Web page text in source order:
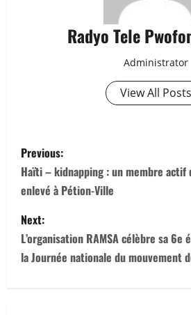
Radyo Tele
Administrator
View All Posts
P
o
s
t
n
Previous:
Haïti – kidnapping : un membre actif
enlevé à Pétion-Ville
Next:
L’organisation RAMSA célèbre sa 6e
la Journée nationale du mouvement